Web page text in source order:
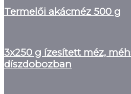
Termelői akácméz 500 g
3x250 g ízesített méz,
díszdobozban